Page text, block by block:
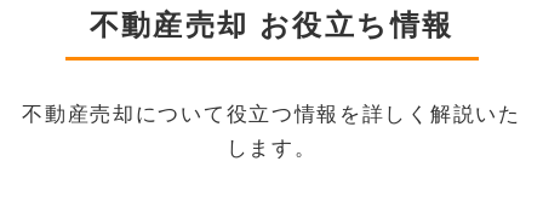
不動産売却 お役立ち情報
不動産売却について役立つ情報を詳しく解説いた
します。